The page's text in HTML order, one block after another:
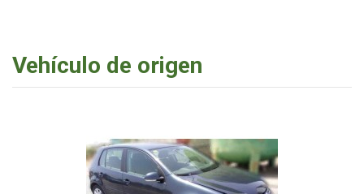
Vehículo de origen